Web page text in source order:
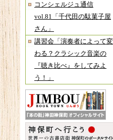
コンシェルジュ通信
vol.81「千代田の駄菓子屋
さん」
講習会「演奏者によって変
わる？クラシック音楽の
『聴き比べ』をしてみよ
う！」